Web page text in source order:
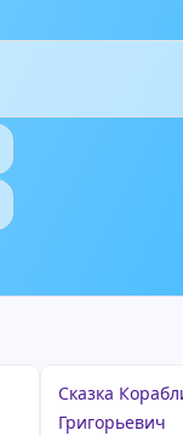
Сказка
Григорьевич